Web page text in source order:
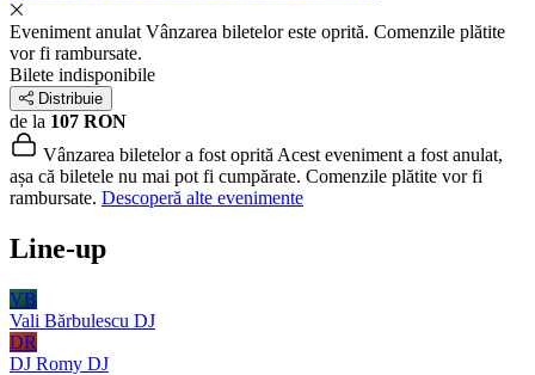
Eveniment anulat Vânzarea biletelor este oprită. Comenzile plătite
vor fi rambursate.
Bilete indisponibile
Distribuie
de la 107 RON
Vânzarea biletelor a fost oprită Acest eveniment a fost anulat,
așa că biletele nu mai pot fi cumpărate. Comenzile plătite vor fi
rambursate. Descoperă alte evenimente
Line-up
VB
Vali Bărbulescu DJ
DR
DJ Romy DJ